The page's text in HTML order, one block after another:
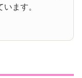
ます。